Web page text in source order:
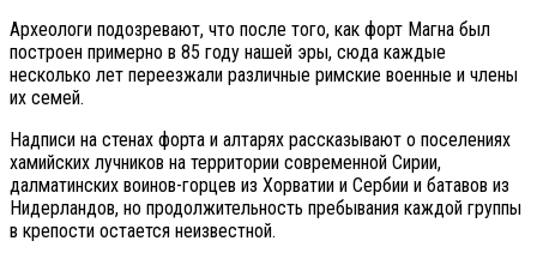
Археологи подозревают, что после того, как форт Магна был
построен примерно в 85 году нашей эры, сюда каждые
несколько лет переезжали различные римские военные и члены
их семей.
Надписи на стенах форта и алтарях рассказывают о поселениях
хамийских лучников на территории современной Сирии,
далматинских воинов-горцев из Хорватии и Сербии и батавов из
Нидерландов, но продолжительность пребывания каждой группы
в крепости остается неизвестной.